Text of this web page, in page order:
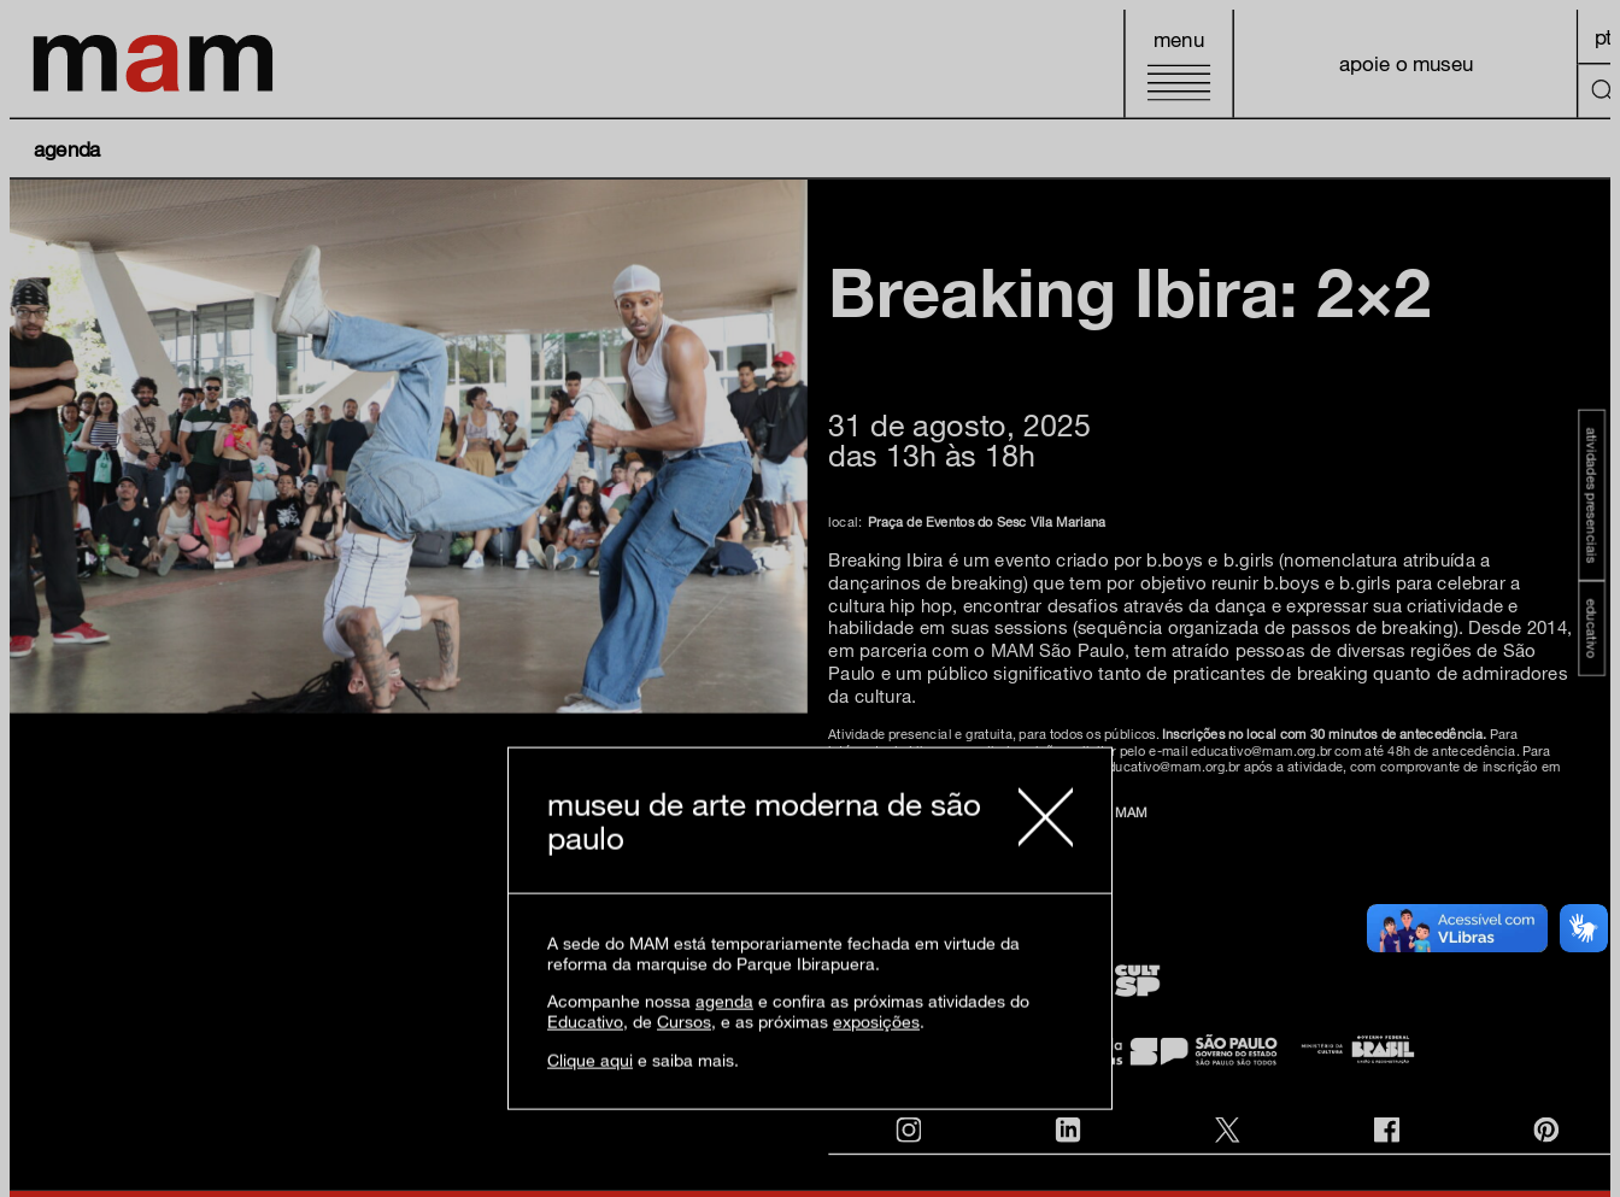
menu
apoie o museu
pt
agenda
Breaking Ibira: 2×2
31 de agosto, 2025
das 13h às 18h
local: Praça de Eventos do Sesc Vila Mariana
Breaking Ibira é um evento criado por b.boys e b.girls (nomenclatura atribuída a
dançarinos de breaking) que tem por objetivo reunir b.boys e b.girls para celebrar a
cultura hip hop, encontrar desafios através da dança e expressar sua criatividade e
habilidade em suas sessions (sequência organizada de passos de breaking). Desde 2014,
em parceria com o MAM São Paulo, tem atraído pessoas de diversas regiões de São
Paulo e um público significativo tanto de praticantes de breaking quanto de admiradores
da cultura.
Atividade presencial e gratuita, para todos os públicos. Inscrições no local com 30 minutos de antecedência. Para
intérprete de Libras ou audiodescrição, solicitar pelo e-mail educativo@mam.org.br com até 48h de antecedência. Para
emissão de certificado, solicitar pelo e-mail educativo@mam.org.br após a atividade, com comprovante de inscrição em
Essa atividade faz parte do programaDomingo MAM
realização
atividades presenciais
educativo
museu de arte moderna de são
paulo
A sede do MAM está temporariamente fechada em virtude da
reforma da marquise do Parque Ibirapuera.
Acompanhe nossa agenda e confira as próximas atividades do
Educativo, de Cursos, e as próximas exposições.
Clique aqui e saiba mais.